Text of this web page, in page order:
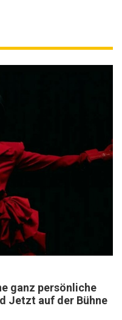
ganz persönliche
Jetzt auf der Bühne